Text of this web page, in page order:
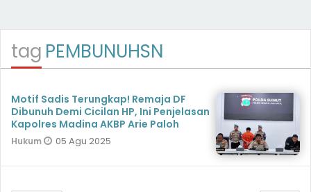
tag PEMBUNUHSN
Motif Sadis Terungkap! Remaja DF
Dibunuh Demi Cicilan HP, Ini Penjelasan
Kapolres Madina AKBP Arie Paloh
Hukum 05 Agu 2025